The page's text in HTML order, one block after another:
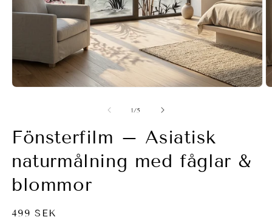
1/av5
Fönsterfilm – Asiatisk
naturmålning med fåglar &
blommor
Ordinarie
499 SEK